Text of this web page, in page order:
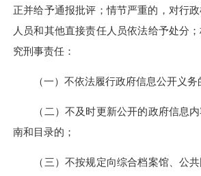
正并给予通报批评；情节严重的，对行
人员和其他直接责任人员依法给予处分
究刑事责任：
（一）不依法履行政府信息公开义务
（二）不及时更新公开的政府信息内
南和目录的；
（三）不按规定向综合档案馆、公共